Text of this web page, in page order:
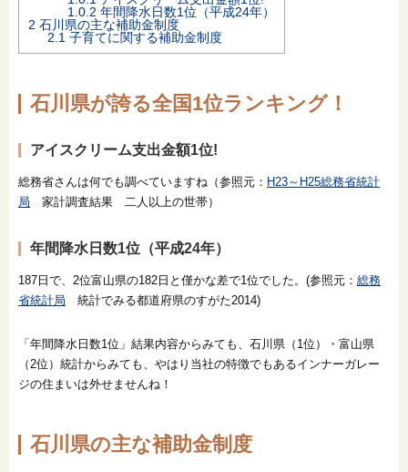
1.0.2 年間降水日数1位（平成24年）
2 石川県の主な補助金制度
2.1 子育てに関する補助金制度
石川県が誇る全国1位ランキング！
アイスクリーム支出金額1位!
総務省さんは何でも調べていますね（参照元： H23～H25総務省統計
局 家計調査結果 二人以上の世帯）
年間降水日数1位（平成24年）
187日で、2位富山県の182日と僅かな差で1位でした。(参照元： 総務
省統計局 統計でみる都道府県のすがた2014)
「年間降水日数1位」結果内容からみても、石川県（1位）・富山県
（2位）統計からみても、やはり当社の特徴でもあるインナーガレー
ジの住まいは外せませんね！
石川県の主な補助金制度